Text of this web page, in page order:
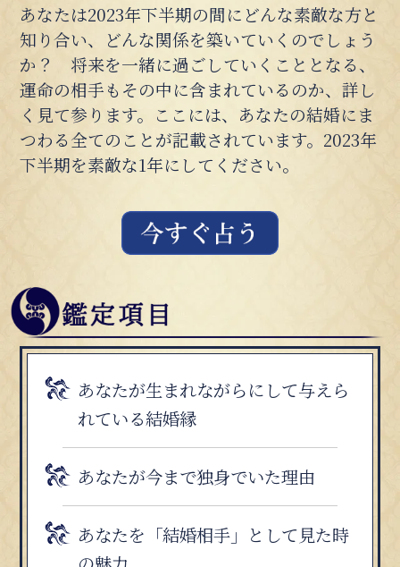
あなたは2023年下半期の間にどんな素敵な方と
知り合い、どんな関係を築いていくのでしょう
か？ 将来を一緒に過ごしていくこととなる、
運命の相手もその中に含まれているのか、詳し
く見て参ります。ここには、あなたの結婚にま
つわる全てのことが記載されています。2023年
下半期を素敵な1年にしてください。
あなたが生まれながらにして与えら
れている結婚縁
あなたが今まで独身でいた理由
あなたを「結婚相手」として見た時